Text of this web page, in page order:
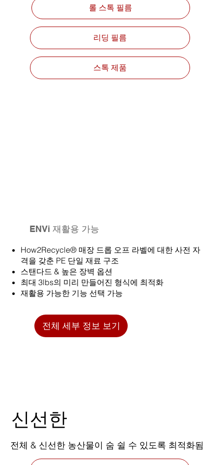
리딩 필름
롤 스톡 필름
스톡 제품
ENVi 재활용 가능
How2Recycle® 매장 드롭 오프 라벨에 대한 사전 자
격을 갖춘 PE 단일 재료 구조
스탠다드 & 높은 장벽 옵션
최대 3lbs의 미리 만들어진 형식에 최적화
재활용 가능한 기능 선택 가능
전체 세부 정보 보기
신선한
전체 & 신선한 농산물이 숨 쉴 수 있도록 최적화됨